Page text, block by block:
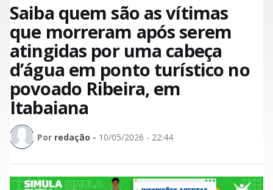
Saiba quem são as vítimas
que morreram após serem
atingidas por uma cabeça
d’água em ponto turístico no
povoado Ribeira, em
Itabaiana
Por redação - 10/05/2026 - 22:44